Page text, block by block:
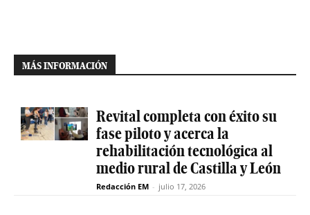
MÁS INFORMACIÓN
Revital completa con éxito su
fase piloto y acerca la
rehabilitación tecnológica al
medio rural de Castilla y León
Redacción EM - julio 17, 2026